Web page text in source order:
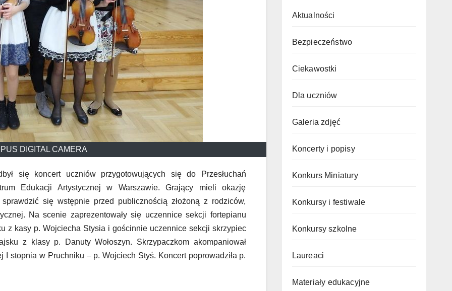
DIGITAL CAMERA
się koncert uczniów przygotowujących się do Przesłuchań
Edukacji Artystycznej w Warszawie. Grający mieli okazję
się wstępnie przed publicznością złożoną z rodziców,
Na scenie zaprezentowały się uczennice sekcji fortepianu
z kasy p. Wojciecha Stysia i gościnnie uczennice sekcji skrzypiec
z klasy p. Danuty Wołoszyn. Skrzypaczkom akompaniował
stopnia w Pruchniku – p. Wojciech Styś. Koncert poprowadziła p.
Aktualności
Bezpieczeństwo
Ciekawostki
Dla uczniów
Galeria zdjęć
Koncerty i popisy
Konkurs Miniatury
Konkursy i festiwale
Konkursy szkolne
Laureaci
Materiały edukacyjne